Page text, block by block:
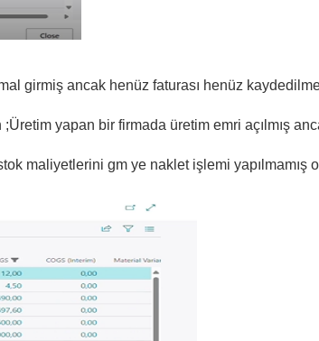
girmiş ancak henüz faturası henüz
yapan bir firmada üretim emri açılmış
maliyetlerini gm ye naklet işlemi yapılmamış